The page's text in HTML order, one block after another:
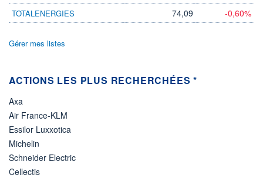
LIMITE À LA
BAISSE
LIMITE À LA
HAUSSE
Non éligible
Boursobank
TOTALENERGIES 74,09 -0,60%
Gérer mes listes
ACTIONS LES PLUS RECHERCHÉES *
Axa
Air France-KLM
Essilor Luxxotica
Michelin
Schneider Electric
Cellectis